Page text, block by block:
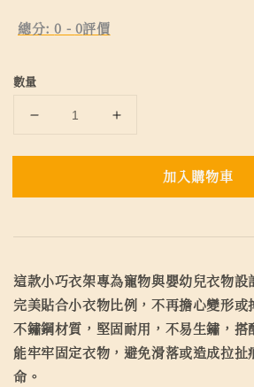
總分:0 - 0評價
數量
加入購物車
這款小巧衣架專為寵物與嬰幼兒衣物設
完美貼合小衣物比例，不再擔心變形或
不鏽鋼材質，堅固耐用，不易生鏽，搭
能牢牢固定衣物，避免滑落或造成拉扯
命。